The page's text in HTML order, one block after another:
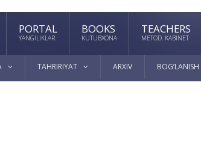
PORTAL
YANGILIKLAR
BOOKS
KUTUBXONA
TEACHERS
METOD. KABINET
TAHRIRIYAT ARXIV BOG’LANISH